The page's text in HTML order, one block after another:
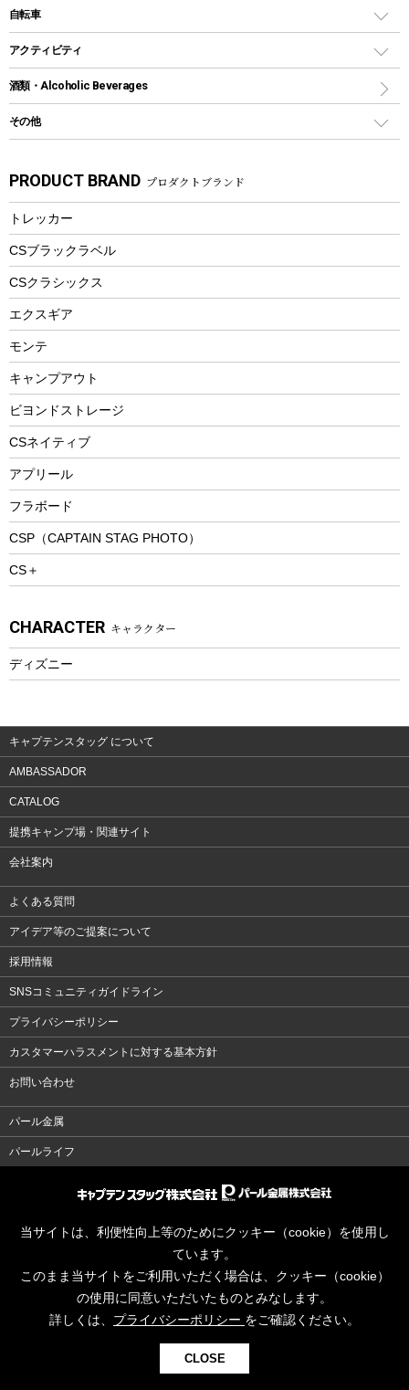
グランドシート
ガイドロープ
ツール
焚き火台&ストーブ
火起こし
バーベキューツール
クッキングツール
ナイフ
カトラリー
マグカップ、カップ
ステンレスボトル
フードボトル
トレー
ランチョンマット
ランチボックス
ディズニーボトル
保冷剤
リュック、バックパック
トートバッグ、サコッシュ
ショッピングキャリー
その他アウトドア雑貨
スプレー関係
ツール、他
インフレータブル
カヤック
パドル
ヘルメット
エアーポンプ
アクセサリー
自転車
折りたたみ自転車
スポーツサイクル
シティサイクル
自転車ウェア
アクティビティ
マリン
ラッシュガード
パラソル
フローティングベスト
ヘルメット
エアーポンプ
ビーチテント
ウィンター
スノーシュー
防寒ウェア
トレッキング
トレッキングアクセサリー
プレイグッズ
ウェルネス
ウェア、タオル
ウェア
酒類・Alcoholic Beverages
その他
湯たんぽ
防災用品
PRODUCT BRAND プロダクトブランド
トレッカー
CSブラックラベル
CSクラシックス
エクスギア
モンテ
キャンプアウト
ビヨンドストレージ
CSネイティブ
アプリール
フラボード
CSP（CAPTAIN STAG PHOTO）
CS＋
CHARACTER キャラクター
ディズニー
キャプテンスタッグ について
AMBASSADOR
CATALOG
提携キャンプ場・関連サイト
会社案内
よくある質問
アイデア等のご提案について
採用情報
SNSコミュニティガイドライン
プライバシーポリシー
カスタマーハラスメントに対する基本方針
お問い合わせ
パール金属
パールライフ
当サイトは、利便性向上等のためにクッキー（cookie）を使用し
ています。
このまま当サイトをご利用いただく場合は、クッキー（cookie）
の使用に同意いただいたものとみなします。
詳しくは、 プライバシーポリシー をご確認ください。
CLOSE